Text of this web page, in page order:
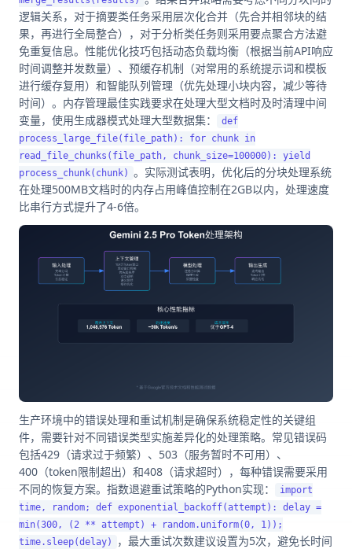
逻辑关系，对于摘要类任务采用层次化合并（先合并相邻块的结
果，再进行全局整合），对于分析类任务则采用要点聚合方法避
免重复信息。性能优化技巧包括动态负载均衡（根据当前API响应
时间调整并发数量）、预缓存机制（对常用的系统提示词和模板
进行缓存复用）和智能队列管理（优先处理小块内容，减少等待
时间）。内存管理最佳实践要求在处理大型文档时及时清理中间
变量，使用生成器模式处理大型数据集：
def
process_large_file(file_path): for chunk in
read_file_chunks(file_path, chunk_size=100000): yield
process_chunk(chunk) 。实际测试表明，优化后的分块处理系统
在处理500MB文档时的内存占用峰值控制在2GB以内，处理速度
比串行方式提升了4-6倍。
生产环境中的错误处理和重试机制是确保系统稳定性的关键组
件，需要针对不同错误类型实施差异化的处理策略。常见错误码
包括429（请求过于频繁）、503（服务暂时不可用）、
400（token限制超出）和408（请求超时），每种错误需要采用
不同的恢复方案。指数退避重试策略的Python实现：
import
time, random; def exponential_backoff(attempt): delay =
min(300, (2 ** attempt) + random.uniform(0, 1));
time.sleep(delay)
，最大重试次数建议设置为5次，避免长时间